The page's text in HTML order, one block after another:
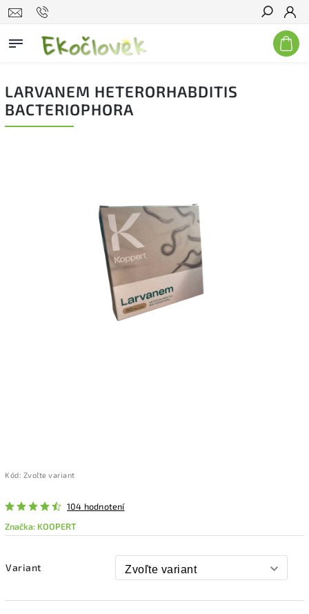
Hľadať
LARVANEM HETERORHABDITIS
BACTERIOPHORA
Kód: Zvoľte variant
104 hodnotení
Značka: KOOPERT
Variant